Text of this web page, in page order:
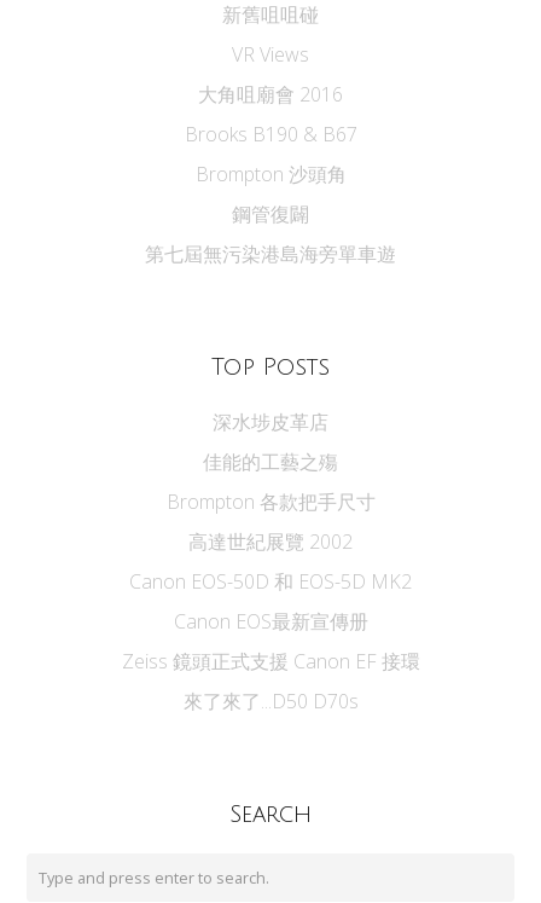
新舊咀咀碰
VR Views
大角咀廟會 2016
Brooks B190 & B67
Brompton 沙頭角
鋼管復闢
第七屆無污染港島海旁單車遊
Top Posts
深水埗皮革店
佳能的工藝之殤
Brompton 各款把手尺寸
高達世紀展覽 2002
Canon EOS-50D 和 EOS-5D MK2
Canon EOS最新宣傳册
Zeiss 鏡頭正式支援 Canon EF 接環
來了來了...D50 D70s
Search